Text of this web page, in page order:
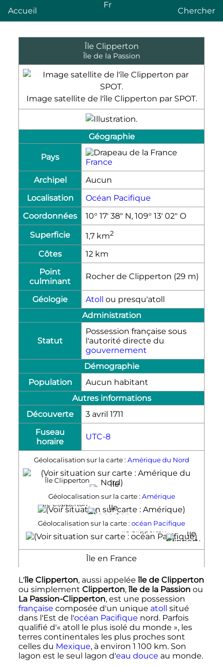
Accueil
Fr
Chercher
Île Clipperton
Île de la Passion
Image satellite de l'île Clipperton par SPOT.
Géographie
Pays
France
Archipel
Aucun
Localisation
Océan Pacifique
Coordonnées
10° 17′ 38″ N, 109° 13′ 02″ O
Superficie
1,7 km2
Côtes 12 km
Point
culminant
Rocher de Clipperton (29 m)
Géologie Atoll ou presqu'atoll
Administration
Statut
Possession française sous
l'autorité directe du
gouvernement
Démographie
Population
Aucun habitant
Autres informations
Découverte
3 avril 1711
Fuseau
horaire
UTC-8
Géolocalisation sur la carte : Amérique du Nord
Île Clipperton
Géolocalisation sur la carte : Amérique
Île Clipperton
Géolocalisation sur la carte : océan Pacifique
Île en France
L 'île Clipperton, aussi appeléeîle de Clipperton
ou simplement Clipperton,île de la Passion ou
La Passion-Clipperton, est une possession
française composée d'un unique atoll situé
dans l'Est de l'océan Pacifique nord. Parfois
qualifié d'« atoll le plus isolé du monde », les
terres continentales les plus proches sont
celles du Mexique, à environ 1 100 km. Son
lagon est le seul lagon d'eau douce au monde.